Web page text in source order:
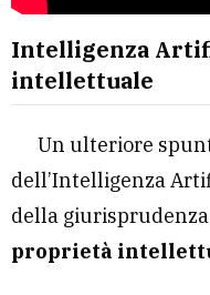
Intelligenza
intellettuale
Un ulteriore
dell’Intelligenza
della
proprietà